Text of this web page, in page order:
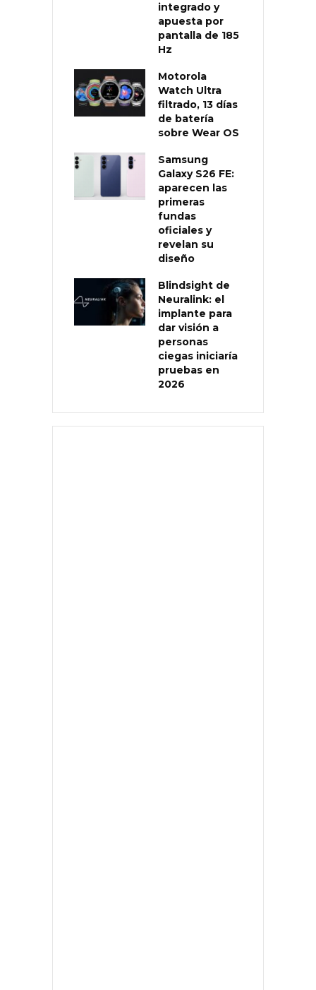
integrado y
apuesta por
pantalla de 185
Hz
Motorola
Watch Ultra
filtrado, 13 días
de batería
sobre Wear OS
Samsung
Galaxy S26 FE:
aparecen las
primeras
fundas
oficiales y
revelan su
diseño
Blindsight de
Neuralink: el
implante para
dar visión a
personas
ciegas iniciaría
pruebas en
2026